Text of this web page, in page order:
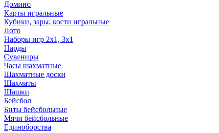
Домино
Карты игральные
Кубики, зары, кости игральные
Лото
Наборы игр 2х1, 3х1
Нарды
Сувениры
Часы шахматные
Шахматные доски
Шахматы
Шашки
Бейсбол
Биты бейсбольные
Мячи бейсбольные
Единоборства